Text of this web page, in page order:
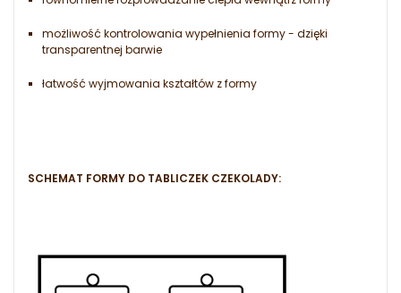
możliwość kontrolowania wypełnienia formy - dzięki
transparentnej barwie
łatwość wyjmowania kształtów z formy
SCHEMAT FORMY DO TABLICZEK CZEKOLADY: